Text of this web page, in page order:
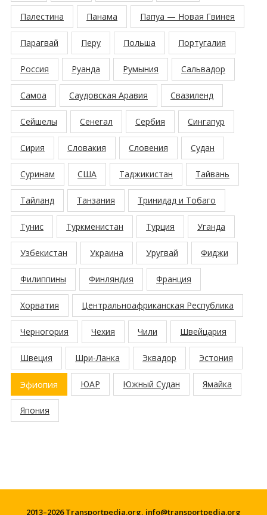
Палестина Панама Папуа — Новая Гвинея
Парагвай Перу Польша Португалия
Россия Руанда Румыния Сальвадор
Самоа Саудовская Аравия Свазиленд
Сейшелы Сенегал Сербия Сингапур
Сирия Словакия Словения Судан
Суринам США Таджикистан Тайвань
Тайланд Танзания Тринидад и Тобаго
Тунис Туркменистан Турция Уганда
Узбекистан Украина Уругвай Фиджи
Филиппины Финляндия Франция
Хорватия Центральноафриканская Республика
Черногория Чехия Чили Швейцария
Швеция Шри-Ланка Эквадор Эстония
Эфиопия ЮАР Южный Судан Ямайка
Япония
2013–2026 Transportpedia.org, info@transportpedia.org